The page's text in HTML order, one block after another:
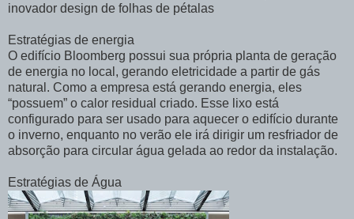
inovador design de folhas de pétalas
Estratégias de energia
O edifício Bloomberg possui sua própria planta de geração
de energia no local, gerando eletricidade a partir de gás
natural. Como a empresa está gerando energia, eles
“possuem” o calor residual criado. Esse lixo está
configurado para ser usado para aquecer o edifício durante
o inverno, enquanto no verão ele irá dirigir um resfriador de
absorção para circular água gelada ao redor da instalação.
Estratégias de Água